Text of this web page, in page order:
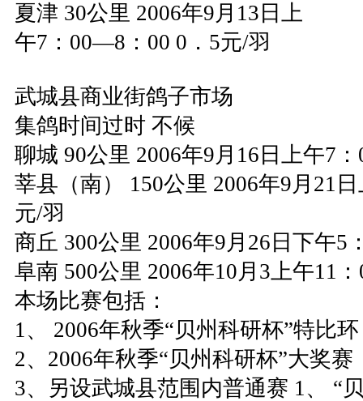
夏津 30公里 2006年9月13日上
午7：00—8：00 0．5元/羽
武城县商业街鸽子市场
集鸽时间过时 不候
聊城 90公里 2006年9月16日上午7
莘县（南） 150公里 2006年9月21
元/羽
商丘 300公里 2006年9月26日下午5
阜南 500公里 2006年10月3上午11
本场比赛包括：
1、 2006年秋季“贝州科研杯”特比环
2、2006年秋季“贝州科研杯”大奖赛
3、另设武城县范围内普通赛 1、 “